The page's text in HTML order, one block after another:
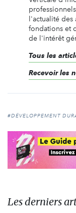
l'actualité
fondations et
de l'intérêt
Tous les
Recevoir les
#DÉVELOPPEMENT
Les derniers